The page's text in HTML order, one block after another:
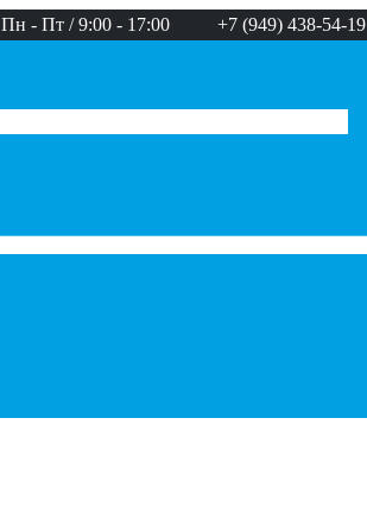
Пн - Пт / 9:00 - 17:00 +7 (949) 438-54-19